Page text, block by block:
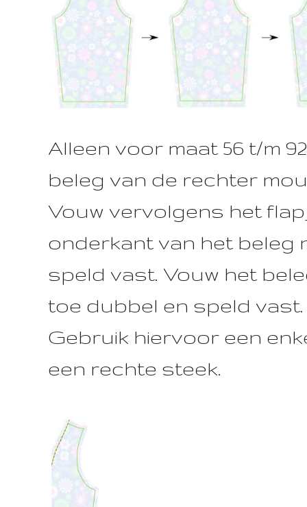
Alleen voor maat 56 t/m
beleg van de rechter
Vouw vervolgens het
onderkant van het beleg
speld vast. Vouw het
toe dubbel en speld vast.
Gebruik hiervoor een
een rechte steek.